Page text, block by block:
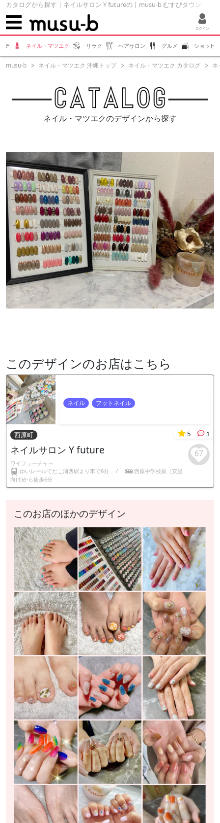
カタログから探す | ネイルサロン Y futureの | musu-b むすびタウン
ログイン
テ ネイル・マツエク リラク ヘアサロン グルメ ショッピ
musu-b ネイル・マツエク 沖縄トップ ネイル・マツエク カタログ ネ
ネイル・マツエクのデザインから探す
このデザインのお店はこちら
ネイル フットネイル
西原町 5 1
ネイルサロン Y future
ワイフューチャー
ゆいレールてだこ浦西駅より車で6分
/
西原中学校前（安里
向け)から徒歩6分
67
このお店のほかのデザイン